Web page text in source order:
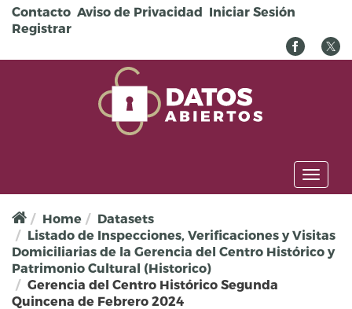
Pasar al contenido principal
Contacto Aviso de Privacidad Iniciar Sesión
Registrar
Toggle
Home
Datasets
Listado de Inspecciones, Verificaciones y Visitas
Domiciliarias de la Gerencia del Centro Histórico y
Patrimonio Cultural (Historico)
Gerencia del Centro Histórico Segunda
Quincena de Febrero 2024